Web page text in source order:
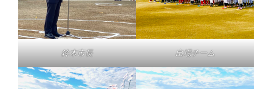
鈴木市長 出場チーム